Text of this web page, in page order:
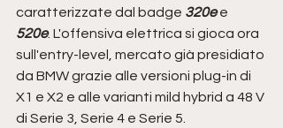
caratterizzate dal badge 320e e
520e. L'offensiva elettrica si gioca ora
sull'entry-level, mercato già presidiato
da BMW grazie alle versioni plug-in di
X1 e X2 e alle varianti mild hybrid a 48 V
di Serie 3, Serie 4 e Serie 5.